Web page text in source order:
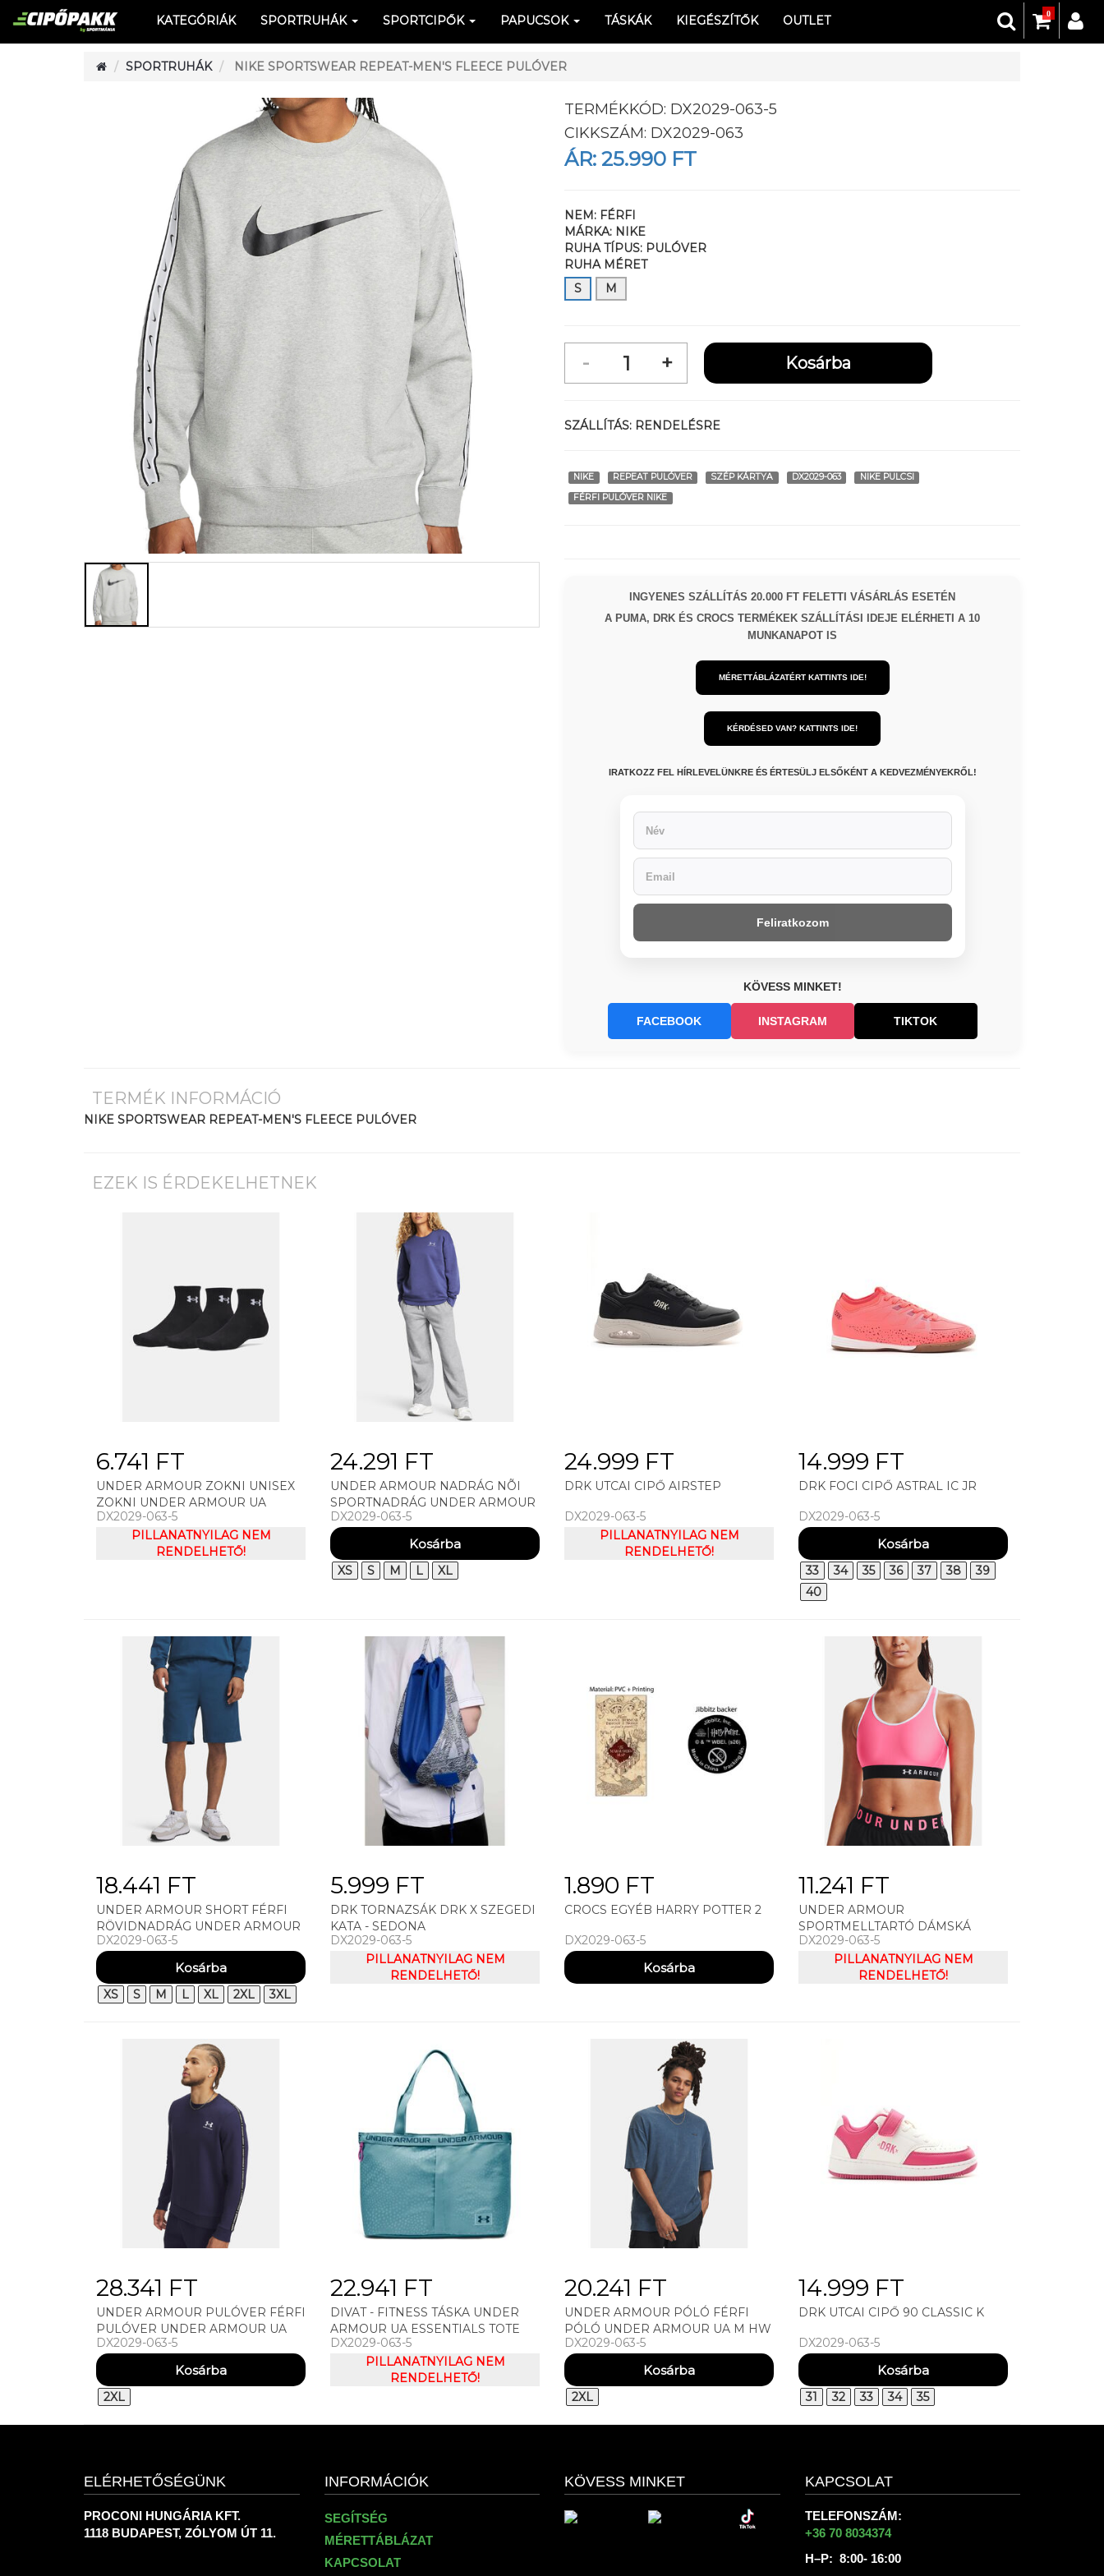
0
KATEGÓRIÁK SPORTRUHÁK SPORTCIPŐK PAPUCSOK TÁSKÁK KIEGÉSZÍTŐK OUTLET
SPORTRUHÁK NIKE SPORTSWEAR REPEAT-MEN'S FLEECE PULÓVER
TERMÉKKÓD: DX2029-063-5
CIKKSZÁM: DX2029-063
ÁR: 25.990 FT
NEM: FÉRFI
MÁRKA: NIKE
RUHA TÍPUS: PULÓVER
RUHA MÉRET
S
M
SZÁLLÍTÁS: RENDELÉSRE
NIKE REPEAT PULÓVER SZÉP KÁRTYA DX2029-063
NIKE PULCSI
FÉRFI PULÓVER NIKE
INGYENES SZÁLLÍTÁS 20.000 FT FELETTI VÁSÁRLÁS ESETÉN
A PUMA, DRK ÉS CROCS TERMÉKEK SZÁLLÍTÁSI IDEJE ELÉRHETI A 10
MUNKANAPOT IS
MÉRETTÁBLÁZATÉRT KATTINTS IDE!
KÉRDÉSED VAN? KATTINTS IDE!
IRATKOZZ FEL HÍRLEVELÜNKRE ÉS ÉRTESÜLJ ELSŐKÉNT A KEDVEZMÉNYEKRŐL!
Feliratkozom
KÖVESS MINKET!
FACEBOOK INSTAGRAM TIKTOK
TERMÉK INFORMÁCIÓ
NIKE SPORTSWEAR REPEAT-MEN'S FLEECE PULÓVER
EZEK IS ÉRDEKELHETNEK
6.741 FT
UNDER ARMOUR ZOKNI UNISEX
ZOKNI UNDER ARMOUR UA
PERFORMANCE COTTON 3P QTR
DX2029-063-5
PILLANATNYILAG NEM
RENDELHETŐ!
24.291 FT
UNDER ARMOUR NADRÁG NÕI
SPORTNADRÁG UNDER ARMOUR
UA RIVAL FLC STRAIGHT PANT
DX2029-063-5
XS S M L XL
24.999 FT
DRK UTCAI CIPŐ AIRSTEP
DX2029-063-5
PILLANATNYILAG NEM
RENDELHETŐ!
14.999 FT
DRK FOCI CIPŐ ASTRAL IC JR
DX2029-063-5
33 34 35 36 37 38
39
40
18.441 FT
UNDER ARMOUR SHORT FÉRFI
RÖVIDNADRÁG UNDER ARMOUR
UA RIVAL LW SHORTS
DX2029-063-5
XS S M L XL 2XL 3XL
5.999 FT
DRK TORNAZSÁK DRK X SZEGEDI
KATA - SEDONA
DX2029-063-5
PILLANATNYILAG NEM
RENDELHETŐ!
1.890 FT
CROCS EGYÉB HARRY POTTER 2
DX2029-063-5
11.241 FT
UNDER ARMOUR
SPORTMELLTARTÓ DÁMSKÁ
PODPRSENKA UNDER ARMOUR
MID KEYHOLE BRA
DX2029-063-5
PILLANATNYILAG NEM
RENDELHETŐ!
28.341 FT
UNDER ARMOUR PULÓVER FÉRFI
PULÓVER UNDER ARMOUR UA
ICON FLEECE CREW TAPING
DX2029-063-5
2XL
22.941 FT
DIVAT - FITNESS TÁSKA UNDER
ARMOUR UA ESSENTIALS TOTE
DX2029-063-5
PILLANATNYILAG NEM
RENDELHETŐ!
20.241 FT
UNDER ARMOUR PÓLÓ FÉRFI
PÓLÓ UNDER ARMOUR UA M HW
OS LOGO WASH SS-BLU
DX2029-063-5
2XL
14.999 FT
DRK UTCAI CIPŐ 90 CLASSIC K
DX2029-063-5
31 32 33 34 35
ELÉRHETŐSÉGÜNK
PROCONI HUNGÁRIA KFT.
1118 BUDAPEST, ZÓLYOM ÚT 11.
INFORMÁCIÓK
SEGÍTSÉG
MÉRETTÁBLÁZAT
KAPCSOLAT
KÖVESS MINKET KAPCSOLAT
TELEFONSZÁM:
+36 70 8034374
H–P: 8:00- 16:00